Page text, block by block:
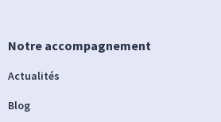
Notre accompagnement
Actualités
Blog